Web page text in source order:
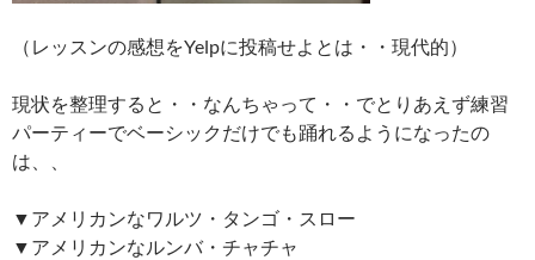
（レッスンの感想をYelpに投稿せよとは・・現代的）
現状を整理すると・・なんちゃって・・でとりあえず練習
パーティーでベーシックだけでも踊れるようになったの
は、、
▼アメリカンなワルツ・タンゴ・スロー
▼アメリカンなルンバ・チャチャ